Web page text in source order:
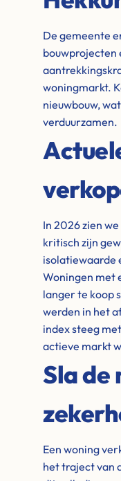
De gemeente
bouwprojecten
woningmarkt.
nieuwbouw,
verduurzamen.
In 2026 zien
kritisch zijn
isolatiewaarde
Woningen met
langer te koop
werden in het
index steeg
actieve markt
Sla de
Een woning
het traject van